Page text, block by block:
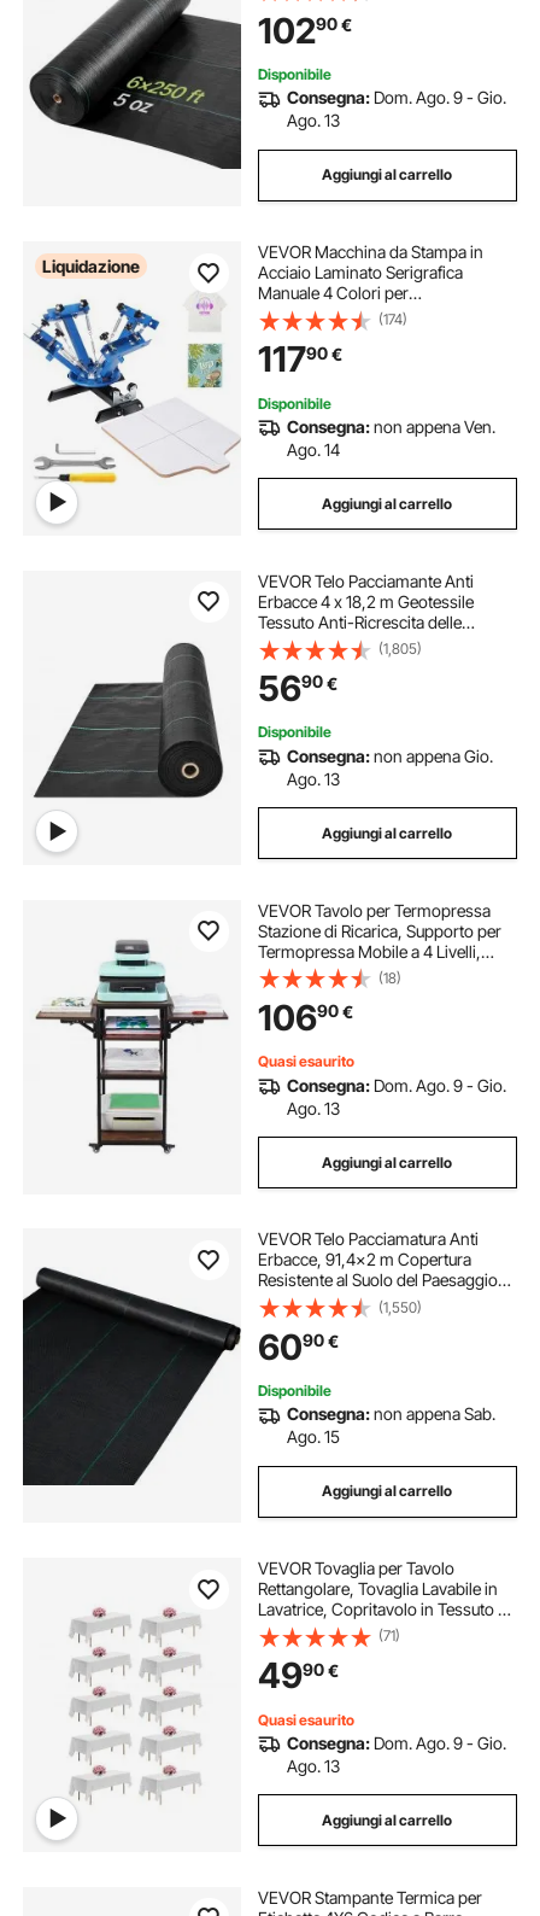
Erbacce, Copertura del Terreno,
Giardino, Orto, Prato, Nero
10290€
Disponibile
Consegna: Dom. Ago. 9 - Gio.
Ago. 13
Aggiungi al carrello
Liquidazione
VEVOR Macchina da Stampa in
Acciaio Laminato Serigrafica
Manuale 4 Colori per
l'Abbigliamento Fai-da-te,
Stampante per Serigrafia 4 Colori
Dimensioni da Stampa 54 x 45cm
Posizionamento Doppio Strato
(174)
11790€
Disponibile
Consegna:non appena Ven.
Ago. 14
Aggiungi al carrello
VEVOR Telo Pacciamante Anti
Erbacce 4 x 18,2 m Geotessile
Tessuto Anti-Ricrescita delle
Erbacce Sotto Ghiaia 170 g/m², Telo
PP Permeabile Resistente agli
Strappi per Paesaggistica,
Copertura Terreno
(1,805)
5690€
Disponibile
Consegna:non appena Gio.
Ago. 13
Aggiungi al carrello
VEVOR Tavolo per Termopressa
Stazione di Ricarica, Supporto per
Termopressa Mobile a 4 Livelli,
Supporto per Stampante a Caldo
Pieghevole con Ruote, Banco da
Lavoro in Metallo Rotante, Marrone
(18)
10690€
Quasi esaurito
Consegna: Dom. Ago. 9 - Gio.
Ago. 13
Aggiungi al carrello
VEVOR Telo Pacciamatura Anti
Erbacce, 91,4x2 m Copertura
Resistente al Suolo del Paesaggio
della Barriera dell'erbaccia Tessuta
PP Resistente, 183 ㎡, Tessuto
Geotessile per Giardino Colore
Nero
(1,550)
6090€
Disponibile
Consegna:non appena Sab.
Ago. 15
Aggiungi al carrello
VEVOR Tovaglia per Tavolo
Rettangolare, Tovaglia Lavabile in
Lavatrice, Copritavolo in Tessuto di
Poliestere Resistente alle Pieghe per
Matrimonio, Festa, Banchetto,
Bianco 10 Pezzi 1524 x 2591 mm
(71)
4990€
Quasi esaurito
Consegna: Dom. Ago. 9 - Gio.
Ago. 13
Aggiungi al carrello
VEVOR Stampante Termica per